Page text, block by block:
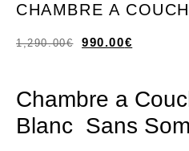
CHAMBRE A
1,290.00€ 990.00€
Chambre a
Blanc Sans